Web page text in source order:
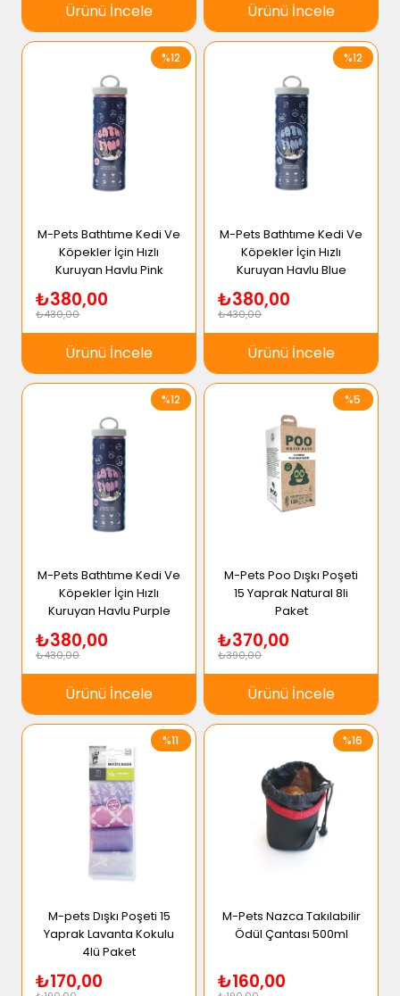
Ürünü İncele Ürünü İncele
M-Pets Bathtıme Kedi Ve
Köpekler İçin Hızlı
Kuruyan Havlu Pink
₺380,00
₺430,00
Ürünü İncele
%12
M-Pets Bathtıme Kedi Ve
Köpekler İçin Hızlı
Kuruyan Havlu Blue
₺380,00
₺430,00
Ürünü İncele
%12
M-Pets Bathtıme Kedi Ve
Köpekler İçin Hızlı
Kuruyan Havlu Purple
₺380,00
₺430,00
Ürünü İncele
%12
M-Pets Poo Dışkı Poşeti
15 Yaprak Natural 8li
Paket
₺370,00
₺390,00
Ürünü İncele
%5
M-pets Dışkı Poşeti 15
Yaprak Lavanta Kokulu
4lü Paket
₺170,00
%11
M-Pets Nazca Takılabilir
Ödül Çantası 500ml
₺160,00
%16